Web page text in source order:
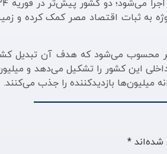
به ثبات اقتصاد مصر کمک کرده و
رید» گام مهمی در راستای تحقق چشم‌انداز ۲۰۳۰
مصر دارد و ۱۲ درصد تولید ناخالص داخلی این
میلیون‌ها بازدیدکننده را جذب می‌کنند.
شده‌اند *